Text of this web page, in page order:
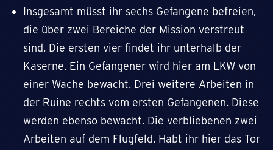
Insgesamt müsst ihr sechs Gefangene befreien,
die über zwei Bereiche der Mission verstreut
sind. Die ersten vier findet ihr unterhalb der
Kaserne. Ein Gefangener wird hier am LKW von
einer Wache bewacht. Drei weitere Arbeiten in
der Ruine rechts vom ersten Gefangenen. Diese
werden ebenso bewacht. Die verbliebenen zwei
Arbeiten auf dem Flugfeld. Habt ihr hier das Tor